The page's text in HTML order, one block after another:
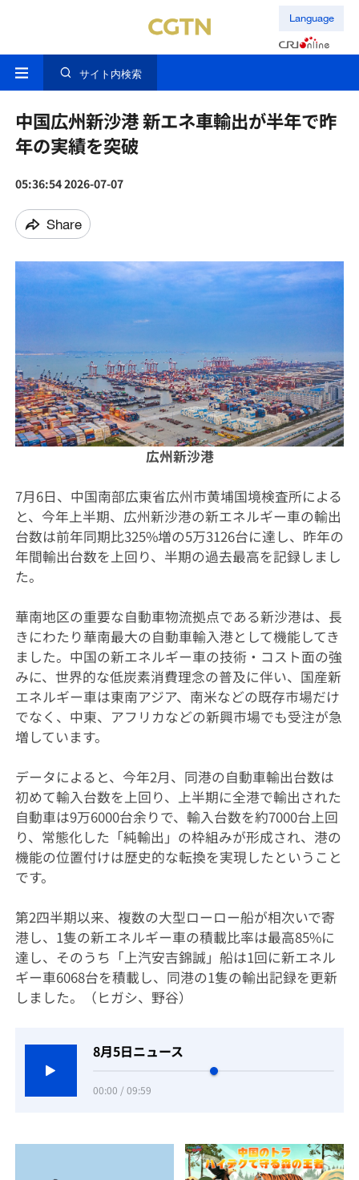
Language
サイト内検索
中国広州新沙港 新エネ車輸出が半年で昨
年の実績を突破
05:36:54 2026-07-07
Share
広州新沙港
7月6日、中国南部広東省広州市黄埔国境検査所による
と、今年上半期、広州新沙港の新エネルギー車の輸出
台数は前年同期比325%増の5万3126台に達し、昨年の
年間輸出台数を上回り、半期の過去最高を記録しまし
た。
華南地区の重要な自動車物流拠点である新沙港は、長
きにわたり華南最大の自動車輸入港として機能してき
ました。中国の新エネルギー車の技術・コスト面の強
みに、世界的な低炭素消費理念の普及に伴い、国産新
エネルギー車は東南アジア、南米などの既存市場だけ
でなく、中東、アフリカなどの新興市場でも受注が急
増しています。
データによると、今年2月、同港の自動車輸出台数は
初めて輸入台数を上回り、上半期に全港で輸出された
自動車は9万6000台余りで、輸入台数を約7000台上回
り、常態化した「純輸出」の枠組みが形成され、港の
機能の位置付けは歴史的な転換を実現したということ
です。
第2四半期以来、複数の大型ローロー船が相次いで寄
港し、1隻の新エネルギー車の積載比率は最高85%に
達し、そのうち「上汽安吉錦誠」船は1回に新エネル
ギー車6068台を積載し、同港の1隻の輸出記録を更新
しました。（ヒガシ、野谷）
8月5日ニュース
00:00 / 09:59